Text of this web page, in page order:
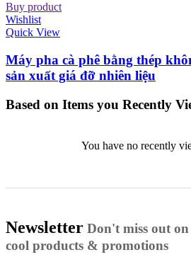
Buy product
Wishlist
Quick View
Máy pha cà phê bằng thép
sản xuất giá đỡ nhiên liệu
Based on Items you Recently
You have no recently
Newsletter Don't miss out
cool products & promotions